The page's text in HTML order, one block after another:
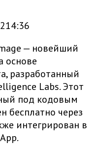
— новейший
основе
разработанный
Labs. Этот
под кодовым
бесплатно через
интегрирован в